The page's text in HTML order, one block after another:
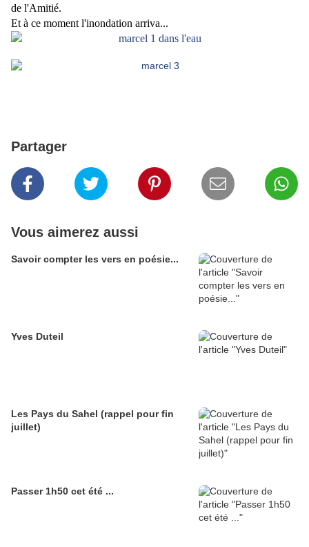
de l'Amitié.
Et à ce moment l'inondation arriva...
Partager
Vous aimerez aussi
Savoir compter les vers en poésie...
Yves Duteil
Les Pays du Sahel (rappel pour fin
juillet)
Passer 1h50 cet été ...